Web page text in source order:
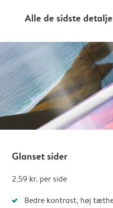
Alle de sidste
Glanset sider
2,59 kr. per side
Bedre kontrast, høj